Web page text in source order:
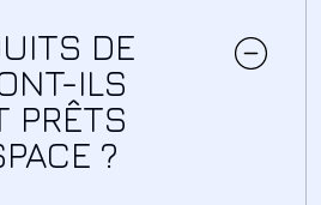
DE
ILS
PRÊTS
?